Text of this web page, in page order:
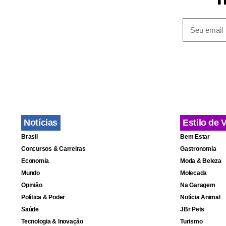
Por
Valência.
pessoas
(Depressão
forma
veículos de
Igualmente
Notícias
Brasil
Concursos & Carreiras
Economia
Mundo
Opinião
Política & Poder
Saúde
Tecnologia & Inovação
Estilo de
Bem Estar
Gastronomia
Moda & Beleza
Molecada
Na Garagem
Notícia Animal
JBr Pets
Turismo